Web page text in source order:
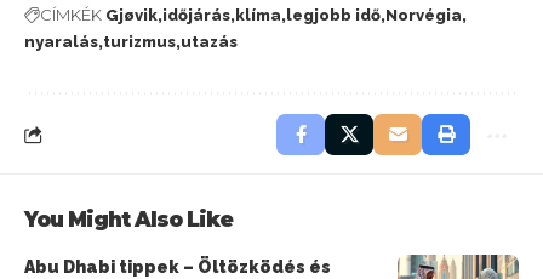
CÍMKÉK Gjøvik időjárás klíma legjobb idő Norvégia
nyaralás turizmus utazás
You Might Also Like
Abu Dhabi tippek – Öltözködés és